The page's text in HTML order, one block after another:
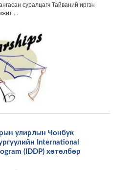
суралцагч Тайваний иргэн
...
улирлын Чонбук
International
(IDDP) хөтөлбөр